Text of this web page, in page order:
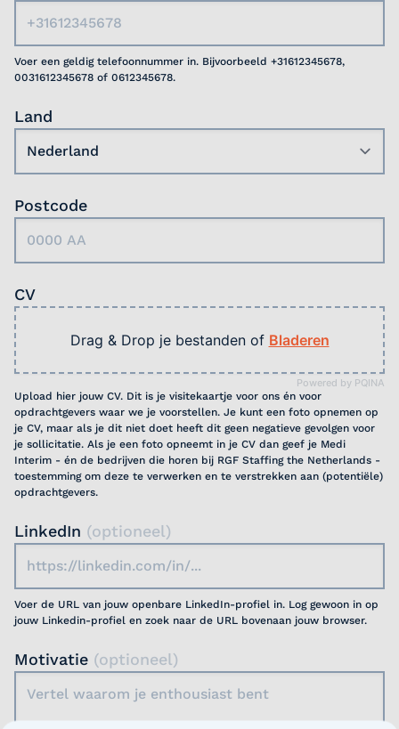
Voer een geldig telefoonnummer in. Bijvoorbeeld +31612345678,
0031612345678 of 0612345678.
Land
Postcode
CV
Powered by PQINA
Drag & Drop je bestanden of Bladeren
Upload hier jouw CV. Dit is je visitekaartje voor ons én voor
opdrachtgevers waar we je voorstellen. Je kunt een foto opnemen op
je CV, maar als je dit niet doet heeft dit geen negatieve gevolgen voor
je sollicitatie. Als je een foto opneemt in je CV dan geef je Medi
Interim - én de bedrijven die horen bij RGF Staffing the Netherlands -
toestemming om deze te verwerken en te verstrekken aan (potentiële)
opdrachtgevers.
LinkedIn (optioneel)
Voer de URL van jouw openbare LinkedIn-profiel in. Log gewoon in op
jouw Linkedin-profiel en zoek naar de URL bovenaan jouw browser.
Motivatie (optioneel)